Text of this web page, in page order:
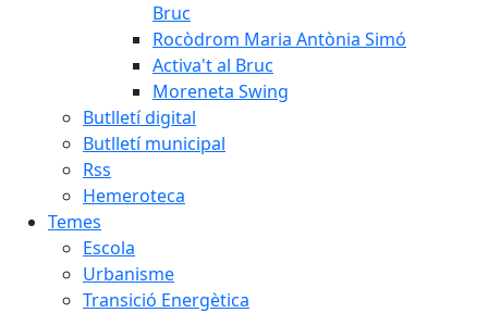
Bruc
Rocòdrom Maria Antònia Simó
Activa't al Bruc
Moreneta Swing
Butlletí digital
Butlletí municipal
Rss
Hemeroteca
Temes
Escola
Urbanisme
Transició Energètica